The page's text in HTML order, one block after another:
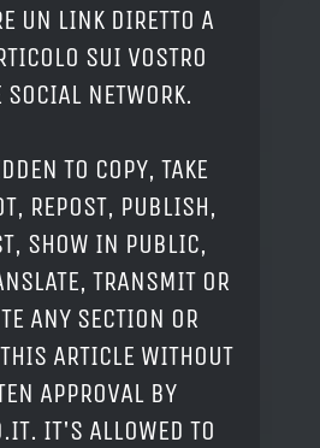
UN LINK DIRETTO A
SUI VOSTRO
NETWORK.
TO COPY, TAKE
REPOST, PUBLISH,
SHOW IN PUBLIC,
TRANSMIT OR
ANY SECTION OR
ARTICLE WITHOUT
APPROVAL BY
IT'S ALLOWED TO